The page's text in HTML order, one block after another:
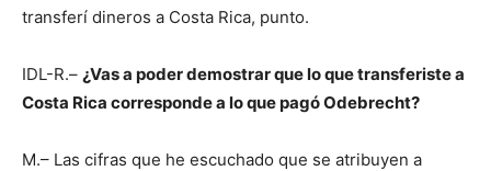
transferí dineros a Costa Rica, punto.
IDL-R.– ¿Vas a poder demostrar que lo que transferiste a
Costa Rica corresponde a lo que pagó Odebrecht?
M.– Las cifras que he escuchado que se atribuyen a